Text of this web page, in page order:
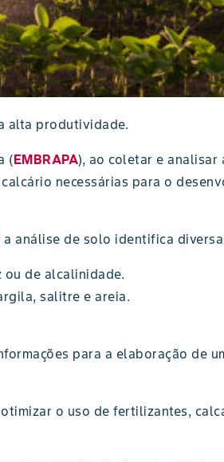
alta produtividade.
(EMBRAPA), ao coletar e
necessárias para o
a análise de solo identifica
ou de alcalinidade.
salitre e areia.
para a elaboração de
o uso de fertilizantes,